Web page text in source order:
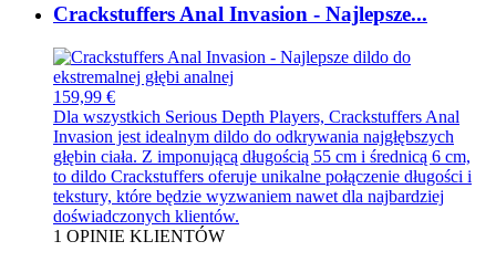
Crackstuffers Anal Invasion - Najlepsze...
159,99 €
Dla wszystkich Serious Depth Players, Crackstuffers Anal
Invasion jest idealnym dildo do odkrywania najgłębszych
głębin ciała. Z imponującą długością 55 cm i średnicą 6 cm,
to dildo Crackstuffers oferuje unikalne połączenie długości i
tekstury, które będzie wyzwaniem nawet dla najbardziej
doświadczonych klientów.
1 OPINIE KLIENTÓW